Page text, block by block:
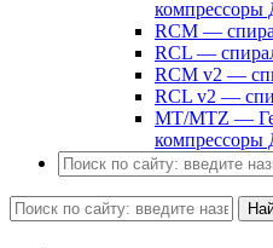
компрессоры
RCM —
RCL —
RCM v2 —
RCL v2 —
MT/MTZ —
компрессоры